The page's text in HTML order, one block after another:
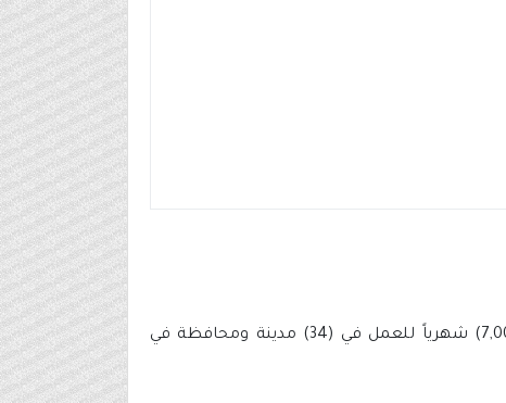
المنصة الوطنية الموحدة للتوظيف جدارات عن توفر (1857) وظيفة أمنية للرجال والنساء برواتب تصل إلى (7,000) شهرياً للعمل في (34) مدينة ومحافظة في